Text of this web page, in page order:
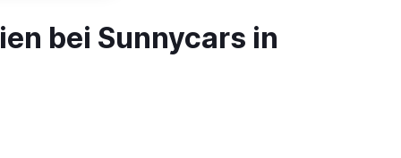
bei Sunnycars in